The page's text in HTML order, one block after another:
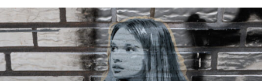
Ratingen